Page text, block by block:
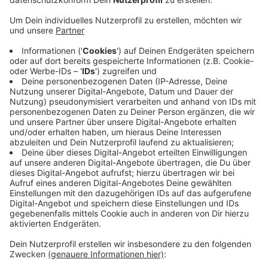
Veröffentlicht:Donnerstag, 07.05.2020 05:51
Anzeige
Damit liegt die Gesamtzahl der infizierten Menschen
aktuell bei 179. Diese Zahl ist im Vergleich zum Vortag
unverändert, jedoch nur, weil ein Düsseldorfer den
Kampf gegen das Virus verloren hat und am Mittwoch
verstorben ist. Damit sind bis zum Mittwochabend
insgesamt 25 Düsseldorfer an den Folgen des Virus
verstorben, alle Menschen hatten laut Stadt
Vorerkrankungen.
Anzeige